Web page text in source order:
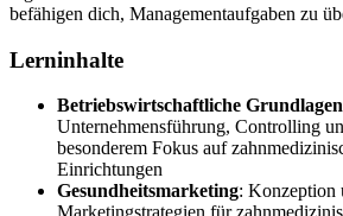
befähigen dich, Managementaufgaben zu
Lerninhalte
Betriebswirtschaftliche Grundlagen
Unternehmensführung, Controlling
besonderem Fokus auf
Einrichtungen
Gesundheitsmarketing: Konzeption